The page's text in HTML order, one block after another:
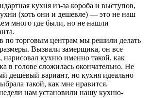
кухня из-за короба и выступов,
(хоть они и дешевле) — это не наш
много где были, но не нашли
по торговым центрам мы решили делать
Вызвали замерщика, он все
нарисовал кухню именно такой, как
в голове сложилась окончательно. Не
дешевый вариант, но кухня идеально
такой, как мне нравится.
нам установили нашу кухню-